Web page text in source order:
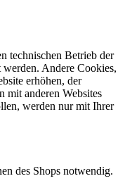
technischen Betrieb der
werden. Andere Cookies,
erhöhen, der
mit anderen Websites
werden nur mit Ihrer
des Shops notwendig.